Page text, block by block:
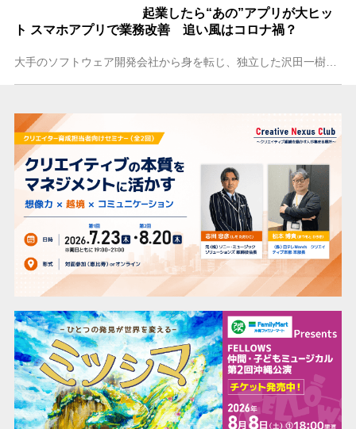
起業したら“あの”アプリが大ヒッ
ト スマホアプリで業務改善 追い風はコロナ禍？
大手のソフトウェア開発会社から身を転じ、独立した沢田一樹（さわだ かずき）さん。スマートフォンのアプリケーションなどを開発する、北海道札幌市の「株式会社敷島アプ